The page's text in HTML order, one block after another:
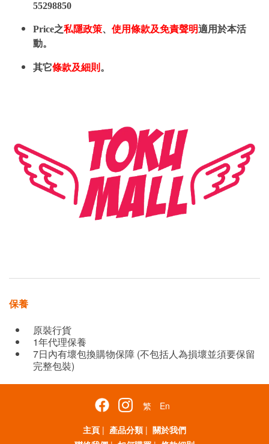
55298850
Price之私隱政策、 使用條款及免責聲明適用於本活
動。
其它條款及細則 。
保養
原裝行貨
1年代理保養
7日內有壞包換購物保障 (不包括人為損壞並須要保留
完整包裝)
繁
En
主頁 | 產品分類 | 關於我們